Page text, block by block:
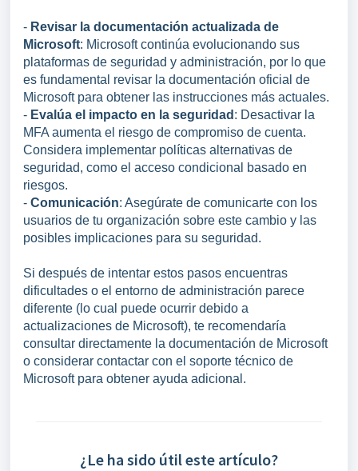
- Revisar la documentación actualizada de
Microsoft: Microsoft continúa evolucionando sus
plataformas de seguridad y administración, por lo que
es fundamental revisar la documentación oficial de
Microsoft para obtener las instrucciones más actuales.
- Evalúa el impacto en la seguridad : Desactivar la
MFA aumenta el riesgo de compromiso de cuenta.
Considera implementar políticas alternativas de
seguridad, como el acceso condicional basado en
riesgos.
- Comunicación: Asegúrate de comunicarte con los
usuarios de tu organización sobre este cambio y las
posibles implicaciones para su seguridad.
Si después de intentar estos pasos encuentras
dificultades o el entorno de administración parece
diferente (lo cual puede ocurrir debido a
actualizaciones de Microsoft), te recomendaría
consultar directamente la documentación de Microsoft
o considerar contactar con el soporte técnico de
Microsoft para obtener ayuda adicional.
¿Le ha sido útil este artículo?